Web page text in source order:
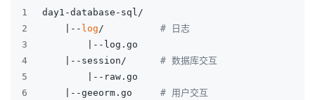
1
2
3
4
5
6
day1-database-sql/
    |--
log/ # 日志
        |--log.go
    |--session/
# 数据库交互
        |--raw.go
    |--geeorm.go
# 用户交互